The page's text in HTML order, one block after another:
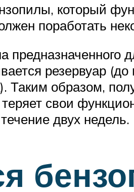
который
поработать
резервуар
Таким образом,
свои
двух недель.